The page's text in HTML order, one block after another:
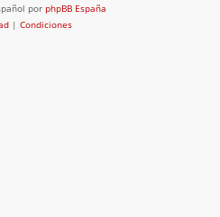
por phpBB España
| Condiciones